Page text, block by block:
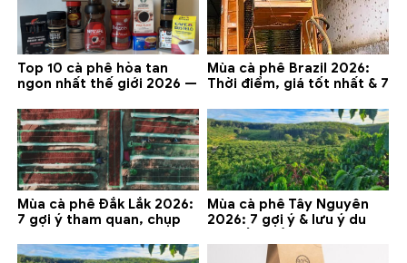
Top 10 cà phê hòa tan
ngon nhất thế giới 2026 —
Mùa cà phê Brazil 2026:
Thời điểm, giá tốt nhất & 7
Mùa cà phê Đắk Lắk 2026:
7 gợi ý tham quan, chụp
Mùa cà phê Tây Nguyên
2026: 7 gợi ý & lưu ý du